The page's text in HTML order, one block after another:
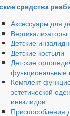
средства
Аксессуары для
Вертикализаторы
Детские
Детские костыли
Детские
функциональные
Комплект
эстетической
инвалидов
Приспособления